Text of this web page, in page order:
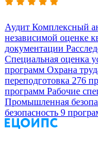
Аудит Комплексный
независимой оценке
документации
Специальная оценка
программ Охрана
переподготовка 276
программ Рабочие
Промышленная
безопасность 9